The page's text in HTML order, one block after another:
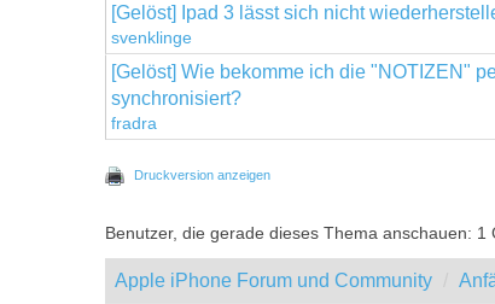
[Gelöst] Ipad 3 lässt sich nicht
svenklinge
[Gelöst] Wie bekomme ich die "NOTIZEN"
synchronisiert?
fradra
Druckversion anzeigen
Benutzer, die gerade dieses Thema anschauen: 1
Apple iPhone Forum und Community